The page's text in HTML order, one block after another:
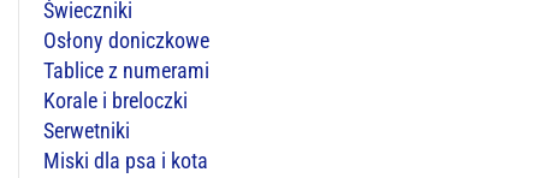
Świeczniki
Osłony doniczkowe
Tablice z numerami
Korale i breloczki
Serwetniki
Miski dla psa i kota